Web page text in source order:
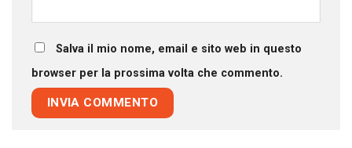
Salva il mio nome, email e sito web in questo
browser per la prossima volta che commento.